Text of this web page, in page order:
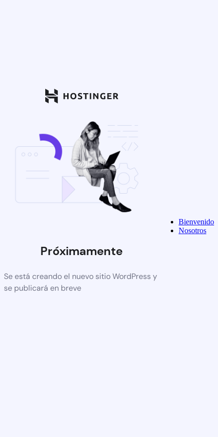
Próximamente
Se está creando el nuevo sitio WordPress y
se publicará en breve
Bienvenido
Nosotros